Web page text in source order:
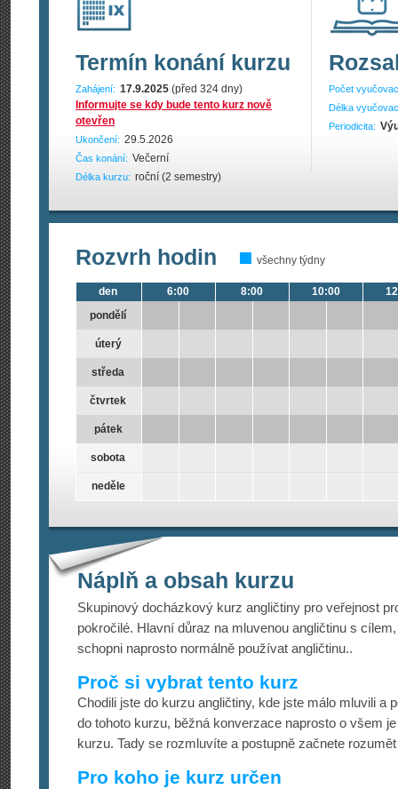
Termín konání kurzu
Zahájení: 17.9.2025 (před 324 dny)
Informujte se kdy bude tento kurz nově
otevřen
Ukončení: 29.5.2026
Čas konání: Večerní
Délka kurzu: roční (2 semestry)
Počet
Délka
Periodicita:
Rozvrh hodin všechny týdny
den
pondělí
úterý
středa
čtvrtek
pátek
sobota
neděle
6:00 8:00 10:00
Náplň a obsah kurzu
Skupinový docházkový kurz angličtiny pro veřejnost
pokročilé. Hlavní důraz na mluvenou angličtinu s
schopni naprosto normálně používat angličtinu..
Proč si vybrat tento kurz
Chodili jste do kurzu angličtiny, kde jste málo mluvili a
do tohoto kurzu, běžná konverzace naprosto o všem
kurzu. Tady se rozmluvíte a postupně začnete
Pro koho je kurz určen